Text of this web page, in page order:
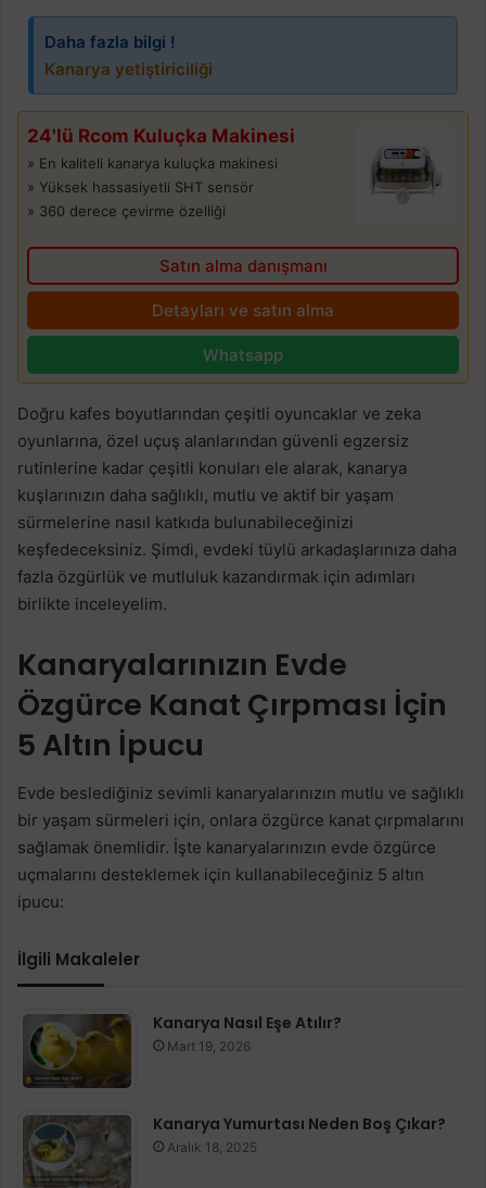
Daha fazla bilgi !
Kanarya yetiştiriciliği
24'lü Rcom Kuluçka Makinesi
» En kaliteli kanarya kuluçka makinesi
» Yüksek hassasiyetli SHT sensör
» 360 derece çevirme özelliği
Satın alma danışmanı
Detayları ve satın alma
Whatsapp
Doğru kafes boyutlarından çeşitli oyuncaklar ve zeka
oyunlarına, özel uçuş alanlarından güvenli egzersiz
rutinlerine kadar çeşitli konuları ele alarak, kanarya
kuşlarınızın daha sağlıklı, mutlu ve aktif bir yaşam
sürmelerine nasıl katkıda bulunabileceğinizi
keşfedeceksiniz. Şimdi, evdeki tüylü arkadaşlarınıza daha
fazla özgürlük ve mutluluk kazandırmak için adımları
birlikte inceleyelim.
Kanaryalarınızın Evde
Özgürce Kanat Çırpması İçin
5 Altın İpucu
Evde beslediğiniz sevimli kanaryalarınızın mutlu ve sağlıklı
bir yaşam sürmeleri için, onlara özgürce kanat çırpmalarını
sağlamak önemlidir. İşte kanaryalarınızın evde özgürce
uçmalarını desteklemek için kullanabileceğiniz 5 altın
ipucu:
İlgili Makaleler
Kanarya Nasıl Eşe Atılır?
Mart 19, 2026
Kanarya Yumurtası Neden Boş Çıkar?
Aralık 18, 2025